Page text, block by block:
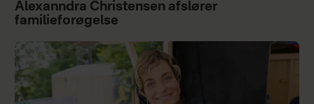
Alexanndra Christensen afslører
familieforøgelse